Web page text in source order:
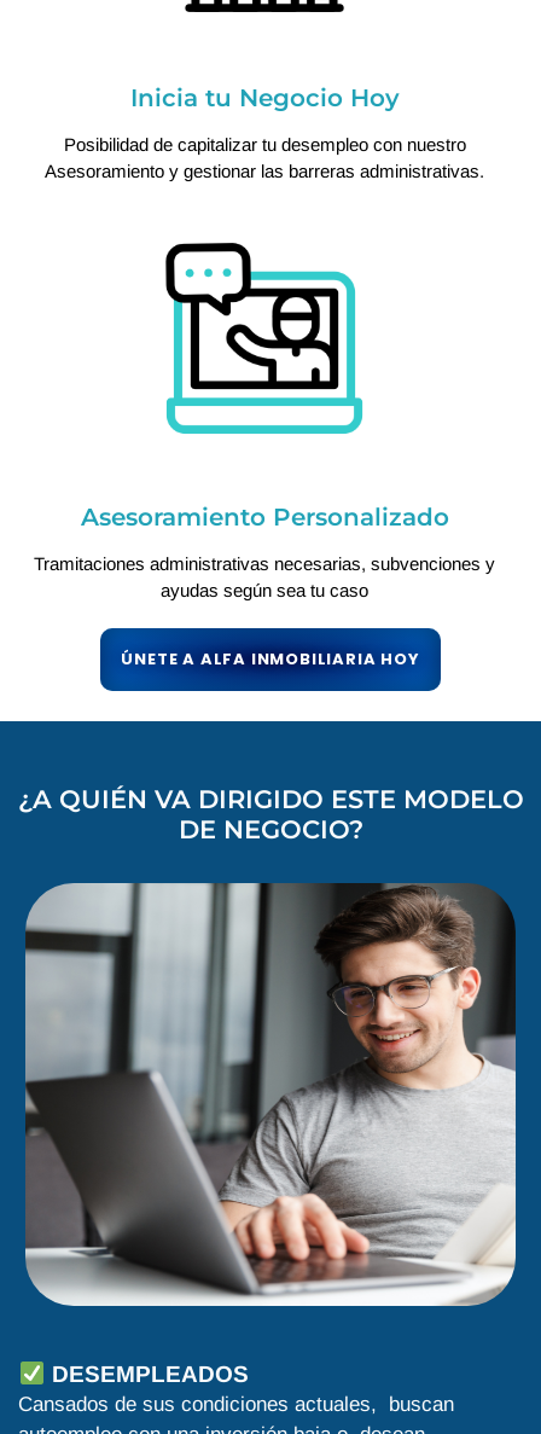
Inicia tu Negocio Hoy
Posibilidad de capitalizar tu desempleo con nuestro
Asesoramiento y gestionar las barreras administrativas.
Asesoramiento Personalizado
Tramitaciones administrativas necesarias, subvenciones y
ayudas según sea tu caso
ÚNETE A ALFA INMOBILIARIA HOY
¿A QUIÉN VA DIRIGIDO ESTE MODELO
DE NEGOCIO?
DESEMPLEADOS
Cansados de sus condiciones actuales, buscan